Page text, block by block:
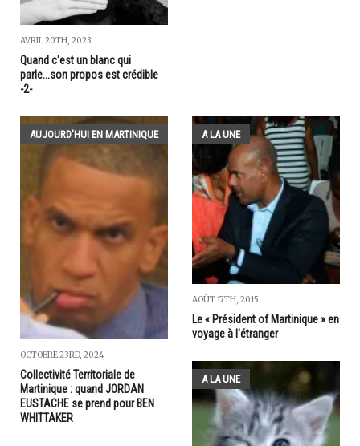
AVRIL 20TH, 2023
Quand c'est un blanc qui
parle...son propos est crédible
-2-
AUJOURD'HUI EN MARTINIQUE
OCTOBRE 23RD, 2024
Collectivité Territoriale de
Martinique : quand JORDAN
EUSTACHE se prend pour BEN
WHITTAKER
A LA UNE
AOÛT 17TH, 2015
Le « Président of Martinique » en
voyage à l'étranger
A LA UNE